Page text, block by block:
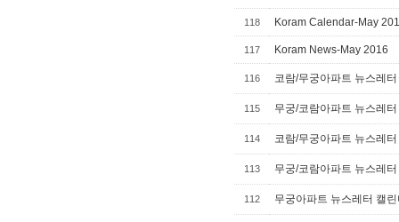
118 Koram Calendar-May
117 Koram News-May 2016
116 코람/무궁아파트 뉴스레
115 무궁/코람아파트 뉴스레
114 코람/무궁아파트 뉴스레
113 무궁/코람아파트 뉴스레
112 무궁아파트 뉴스레터 캘